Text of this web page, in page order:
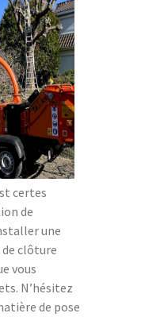
certes
de
une
de clôture
vous
N’hésitez
de pose